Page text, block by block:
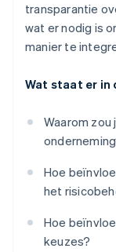
transparantie
wat er nodig is
manier te
Wat staat er in
Waarom
Hoe
het
Hoe
keuzes?